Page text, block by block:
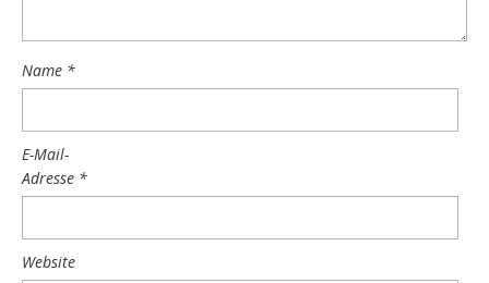
Name *
E-Mail-
Adresse *
Website